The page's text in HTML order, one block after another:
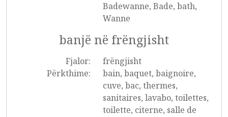
Badewanne, Bade, bath,
Wanne
banjë në frëngjisht
Fjalor:
frëngjisht
Përkthime:
bain, baquet, baignoire,
cuve, bac, thermes,
sanitaires, lavabo, toilettes,
toilette, citerne, salle de